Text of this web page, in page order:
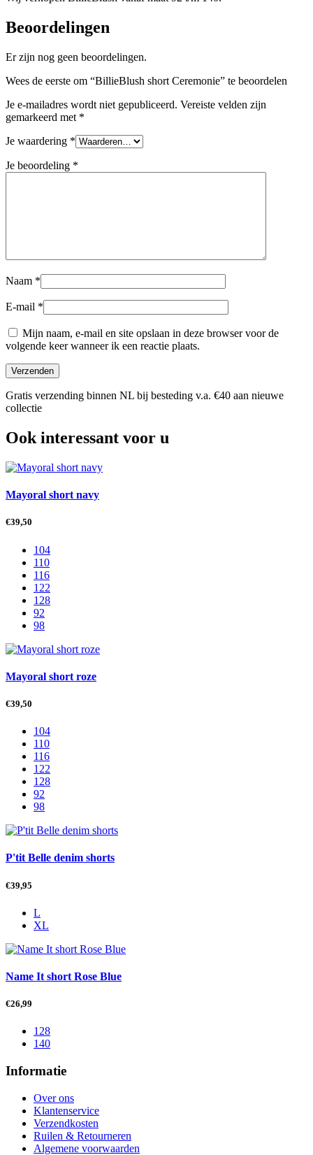
Beoordelingen
Er zijn nog geen beoordelingen.
Wees de eerste om “BillieBlush short Ceremonie” te beoordelen
Je e-mailadres wordt niet gepubliceerd. Vereiste velden zijn
gemarkeerd met *
Je waardering *
Je beoordeling *
Naam *
E-mail *
Mijn naam, e-mail en site opslaan in deze browser voor de
volgende keer wanneer ik een reactie plaats.
Gratis verzending binnen NL bij besteding v.a. €40 aan nieuwe
collectie
Ook interessant voor u
Mayoral short navy
€39,50
104
110
116
122
128
92
98
Mayoral short roze
€39,50
104
110
116
122
128
92
98
P'tit Belle denim shorts
€39,95
L
XL
Name It short Rose Blue
€26,99
128
140
Informatie
Over ons
Klantenservice
Verzendkosten
Ruilen & Retourneren
Algemene voorwaarden